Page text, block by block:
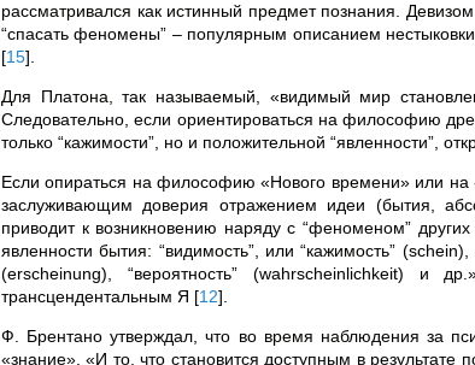
рассматривался как истинный предмет познания.
“спасать феномены” – популярным описанием
[15]
Для Платона, так называемый, «видимый мир
Следовательно, если ориентироваться на философию
только “кажимости”, но и положительной “явленности”,
Если опираться на философию «Нового времени» или
заслуживающим доверия отражением идеи (бытия,
приводит к возникновению наряду с “феноменом”
явленности бытия: “видимость”, или “кажимость”
(erscheinung), “вероятность” (wahrscheinlichkeit) и
трансцендентальным Я [12]
Ф. Брентано утверждал, что во время наблюдения за
«знание». «И то, что становится доступным в